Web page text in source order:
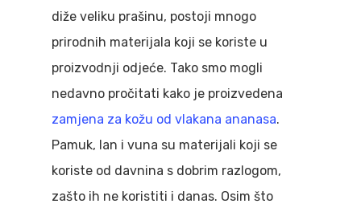
diže veliku prašinu, postoji mnogo
prirodnih materijala koji se koriste u
proizvodnji odjeće. Tako smo mogli
nedavno pročitati kako je proizvedena
zamjena za kožu od vlakana ananasa.
Pamuk, lan i vuna su materijali koji se
koriste od davnina s dobrim razlogom,
zašto ih ne koristiti i danas. Osim što